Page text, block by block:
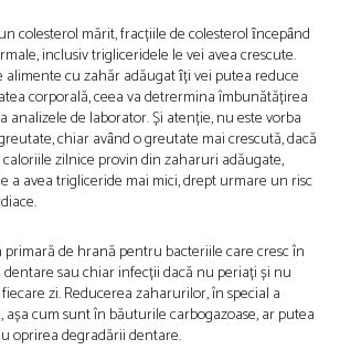
colesterol mărit, fracțiile de colesterol ȋncepȃnd
inclusiv trigliceridele le vei avea crescute.
alimente cu zahăr adăugat ȋți vei putea reduce
corporală, ceea va detrermina îmbunătățirea
de laborator. Și atenție, nu este vorba
chiar avȃnd o greutate mai crescută, dacă
zilnice provin din zaharuri adăugate,
a avea trigliceride mai mici, drept urmare un risc
de hrană pentru bacteriile care cresc în
sau chiar infecții dacă nu periați și nu
zi. Reducerea zaharurilor, în special a
cum sunt în băuturile carbogazoase, ar putea
oprirea degradării dentare.